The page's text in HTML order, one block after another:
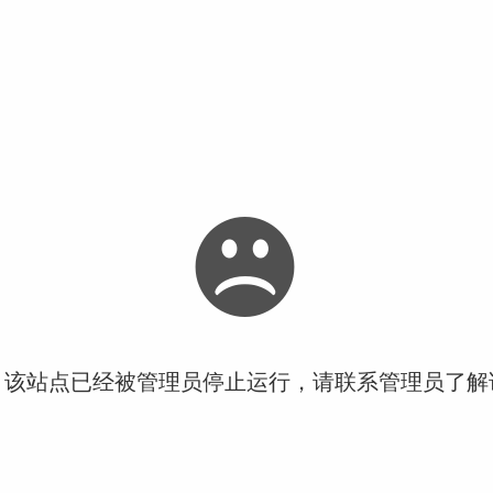
站点已经被管理员停止运行，请联系管理员了